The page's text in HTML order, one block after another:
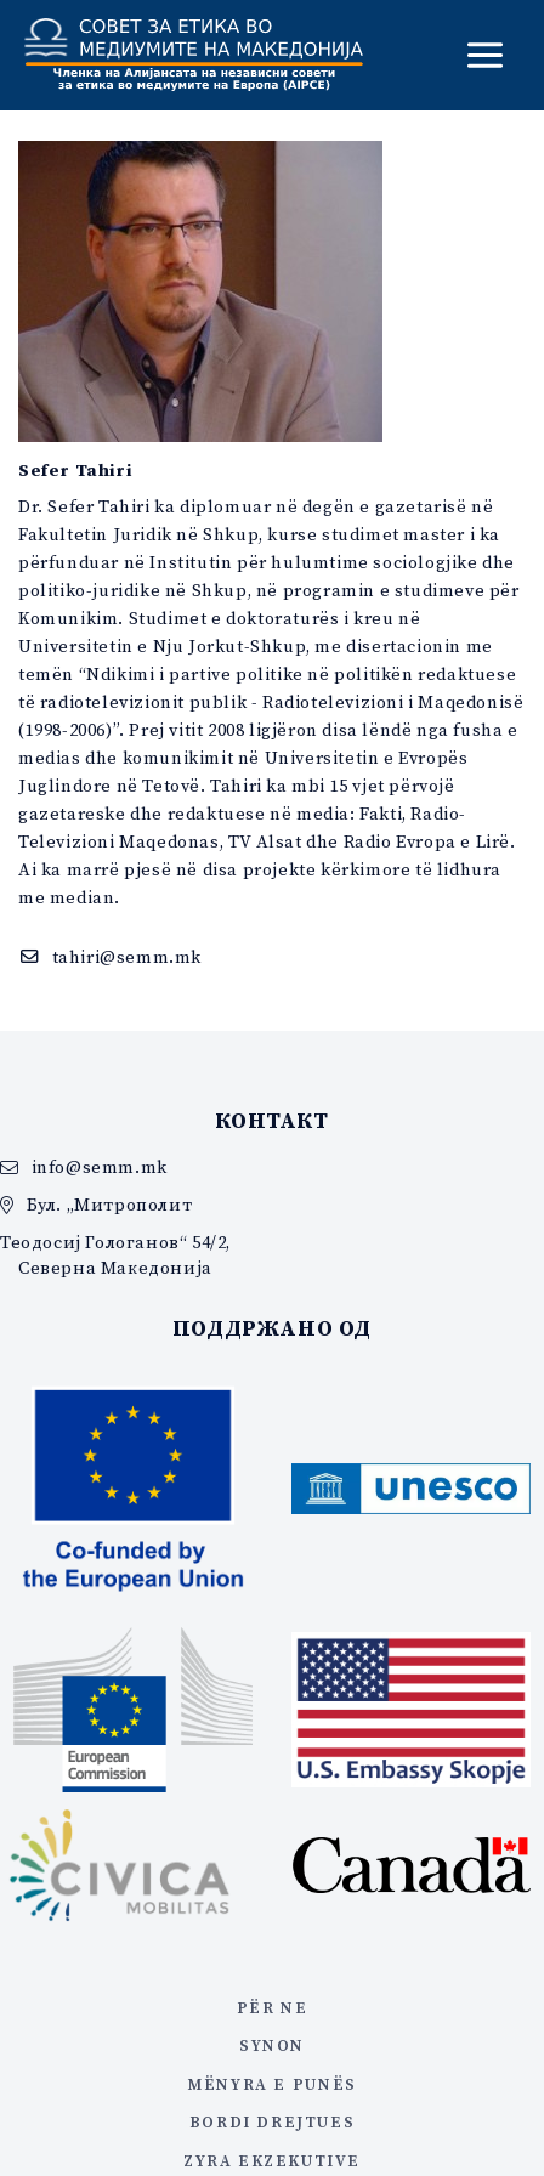
content
Sefer Tahiri
Dr. Sefer Tahiri ka diplomuar në degën e gazetarisë në
Fakultetin Juridik në Shkup, kurse studimet master i ka
përfunduar në Institutin për hulumtime sociologjike dhe
politiko-juridike në Shkup, në programin e studimeve për
Komunikim. Studimet e doktoraturës i kreu në
Universitetin e Nju Jorkut-Shkup, me disertacionin me
temën “Ndikimi i partive politike në politikën redaktuese
të radiotelevizionit publik - Radiotelevizioni i Maqedonisë
(1998-2006)”. Prej vitit 2008 ligjëron disa lëndë nga fusha e
medias dhe komunikimit në Universitetin e Evropës
Juglindore në Tetovë. Tahiri ka mbi 15 vjet përvojë
gazetareske dhe redaktuese në media: Fakti, Radio-
Televizioni Maqedonas, TV Alsat dhe Radio Evropa e Lirë.
Ai ka marrë pjesë në disa projekte kërkimore të lidhura
me median.
tahiri@semm.mk
КОНТАКТ
info@semm.mk
Бул. „Митрополит
Теодосиј Гологанов“ 54/2,
Северна Македонија
ПОДДРЖАНО ОД
PËR NE
SYNON
MËNYRA E PUNËS
BORDI DREJTUES
ZYRA EKZEKUTIVE